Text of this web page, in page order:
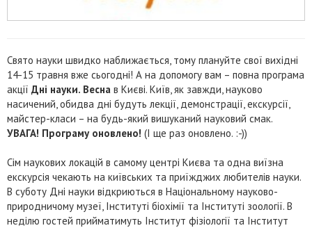
Свято науки швидко наближається, тому плануйте свої вихідні
14-15 травня вже сьогодні! А на допомогу вам – повна програма
акції Дні науки. Весна в Києві. Київ, як завжди, науково
насичений, обидва дні будуть лекції, демонстрації, екскурсії,
майстер-класи – на будь-який вишуканий науковий смак.
УВАГА! Програму оновлено! (І ще раз оновлено. :-))
Сім наукових локацій в самому центрі Києва та одна виїзна
екскурсія чекають на київських та приїжджих любителів науки.
В суботу Дні науки відкриються в Національному науково-
природничому музеї, Інституті біохімії та Інституті зоології. В
неділю гостей прийматимуть Інститут фізіології та Інститут